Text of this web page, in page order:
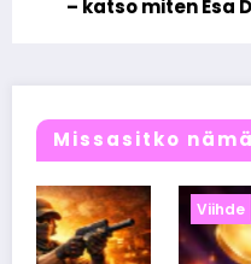
– katso miten Esa
Missasitko
Viihde